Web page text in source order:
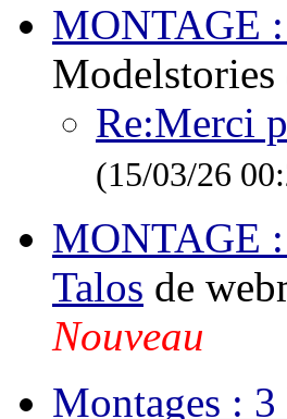
MONTAGE
Modelstories
Re:Merci
(15/03/26
MONTAGE
Talos de
Nouveau
Montages :